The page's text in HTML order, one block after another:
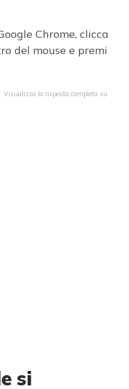
Chrome, clicca
del mouse e premi
Visualizza la risposta completa su
si